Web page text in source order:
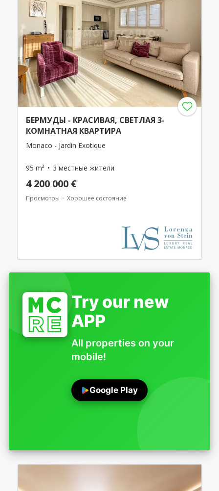
БЕРМУДЫ - КРАСИВАЯ, СВЕТЛАЯ 3-
КОМНАТНАЯ КВАРТИРА
Monaco - Jardin Exotique
95 m² 3 местные жители
4 200 000 €
Просмотры Хорошее состояние
Try our new
APP
All properties on your
mobile!
Google Play